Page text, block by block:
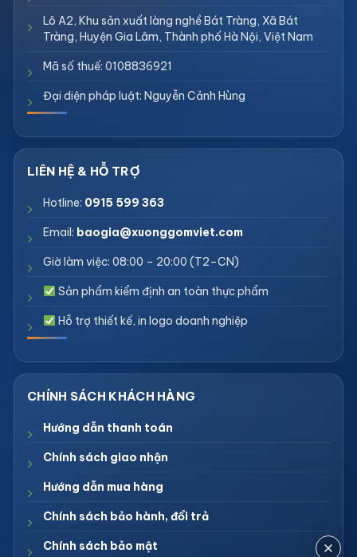
Lô A2, Khu sản xuất làng nghề Bát Tràng, Xã Bát
Tràng, Huyện Gia Lâm, Thành phố Hà Nội, Việt Nam
Mã số thuế: 0108836921
Đại diện pháp luật: Nguyễn Cảnh Hùng
Hotline: 0915 599 363
Email: baogia@xuonggomviet.com
Giờ làm việc: 08:00 – 20:00 (T2–CN)
Sản phẩm kiểm định an toàn thực phẩm
Hỗ trợ thiết kế, in logo doanh nghiệp
Hướng dẫn thanh toán
Chính sách giao nhận
Hướng dẫn mua hàng
Chính sách bảo hành, đổi trả
Chính sách bảo mật